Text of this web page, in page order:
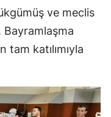
ve meclis
Bayramlaşma
katılımıyla